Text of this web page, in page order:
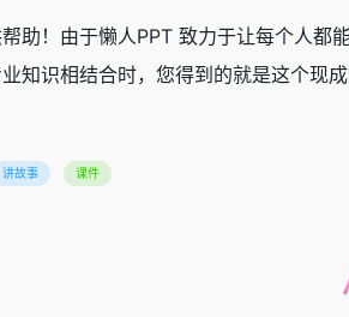
助！由于懒人PPT 致力于让每个人都
知识相结合时，您得到的就是这个现
讲故事 课件